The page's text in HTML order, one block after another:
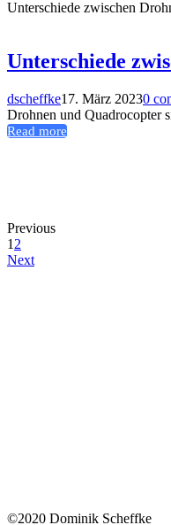
Unterschiede zwischen
Unterschiede
dscheffke17. März 20230
Drohnen und Quadrocopter
Read more
Previous
1 2
Next
©2020 Dominik Scheffke